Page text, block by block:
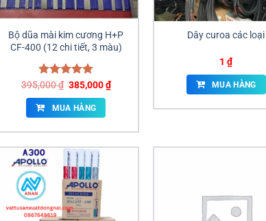
Bộ dũa mài kim cương H+P
CF-400 (12 chi tiết, 3 màu)
Được xếp
hạng5.00
5 sao
395,000₫ Giá
là:
395,000 ₫.
385,000₫Giá
hiện
MUA HÀNG
Dây curoa các loại
1₫
MUA HÀNG